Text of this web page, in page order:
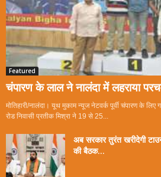
Featured
चंपारण के लाल ने नालंदा में लहराया
मोतिहारी/नालंदा। यूथ मुकाम न्यूज नेटवर्क पूर्वी चंपारण के लिए
रोड निवासी प्रतीक मिश्रा ने 19 से 25...
अब सरकार तुरंत खरीदेगी
की बैठक...